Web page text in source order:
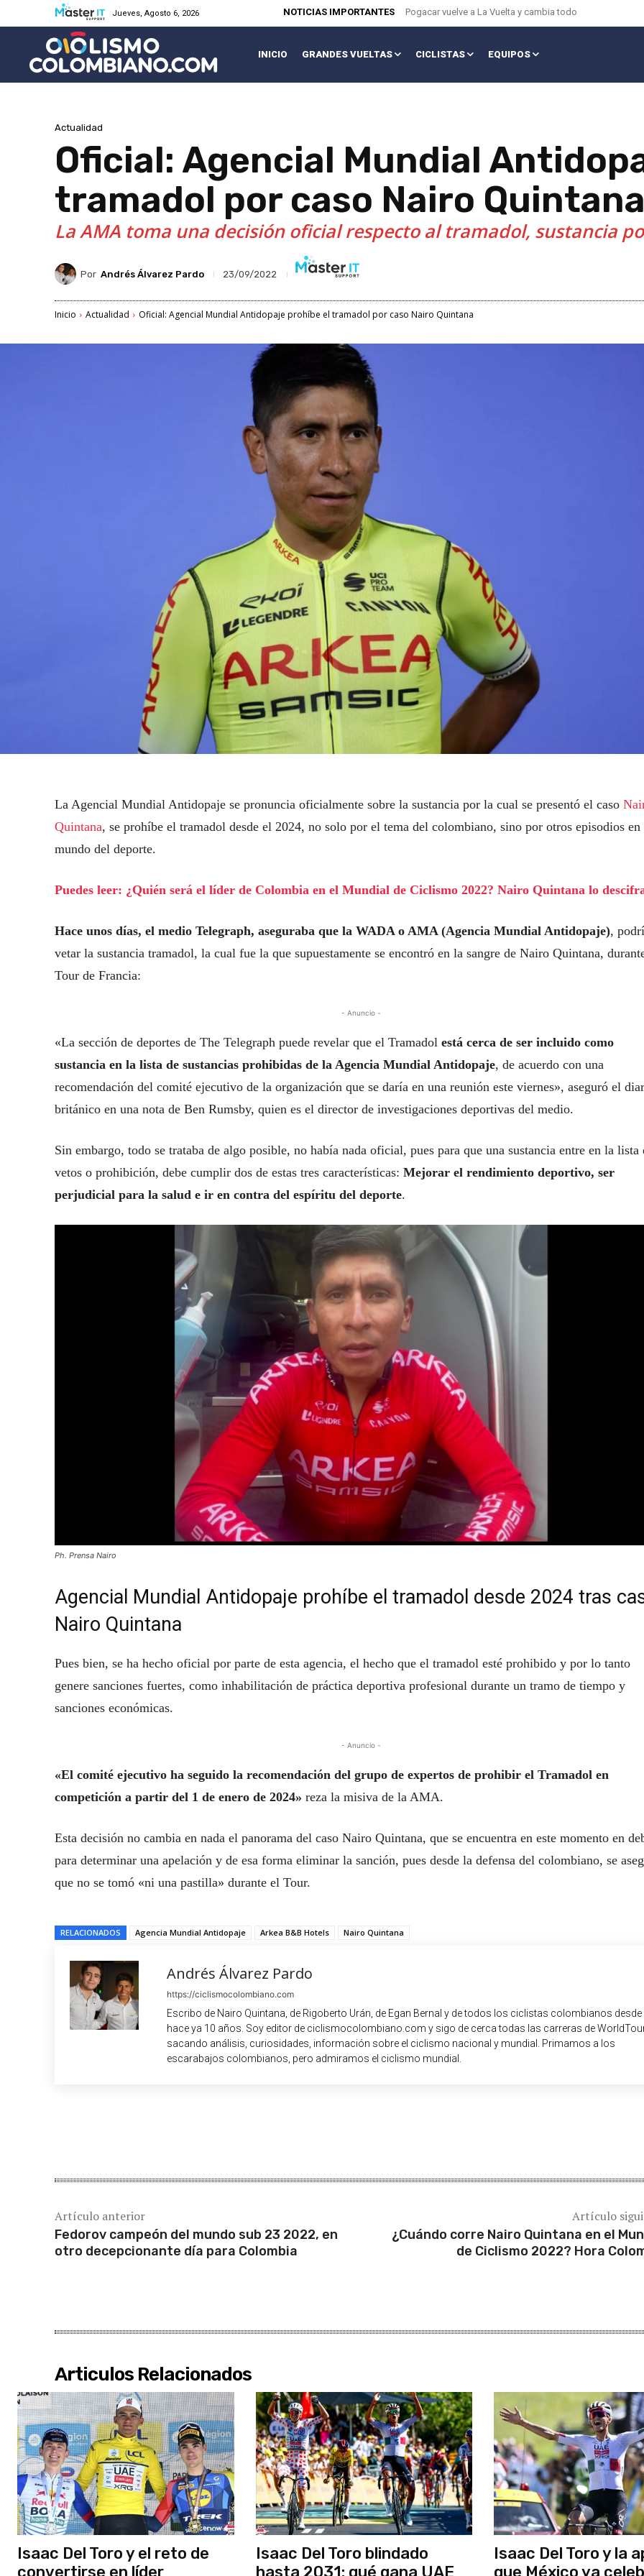
Jueves, Agosto 6, 2026 NOTICIAS IMPORTANTES Pogacar vuelve a La Vuelta y cambia todo
INICIO GRANDES VUELTAS CICLISTAS EQUIPOS
Actualidad
Oficial: Agencial Mundial
tramadol por caso Nairo
La AMA toma una decisión oficial respecto al tramadol, sustancia
Por Andrés Álvarez Pardo 23/09/2022
Inicio Actualidad Oficial: Agencial Mundial Antidopaje prohíbe el tramadol por caso Nairo Quintana
La Agencial Mundial Antidopaje se pronuncia oficialmente sobre la sustancia por la cual se presentó el caso
Quintana, se prohíbe el tramadol desde el 2024, no solo por el tema del colombiano, sino por otros episodios en
mundo del deporte.
Puedes leer: ¿Quién será el líder de Colombia en el Mundial de Ciclismo 2022? Nairo Quintana lo
Hace unos días, el medio Telegraph, aseguraba que la WADA o AMA (Agencia Mundial Antidopaje),
vetar la sustancia tramadol, la cual fue la que supuestamente se encontró en la sangre de Nairo Quintana,
Tour de Francia:
- Anuncio -
«La sección de deportes de The Telegraph puede revelar que el Tramadol está cerca de ser incluido como
sustancia en la lista de sustancias prohibidas de la Agencia Mundial Antidopaje, de acuerdo con una
recomendación del comité ejecutivo de la organización que se daría en una reunión este viernes», aseguró el
británico en una nota de Ben Rumsby, quien es el director de investigaciones deportivas del medio.
Sin embargo, todo se trataba de algo posible, no había nada oficial, pues para que una sustancia entre en la lista
vetos o prohibición, debe cumplir dos de estas tres características: Mejorar el rendimiento deportivo, ser
perjudicial para la salud e ir en contra del espíritu del deporte.
Ph. Prensa Nairo
Agencial Mundial Antidopaje prohíbe el tramadol desde 2024 tras
Nairo Quintana
Pues bien, se ha hecho oficial por parte de esta agencia, el hecho que el tramadol esté prohibido y por lo tanto
genere sanciones fuertes, como inhabilitación de práctica deportiva profesional durante un tramo de tiempo y
sanciones económicas.
- Anuncio -
«El comité ejecutivo ha seguido la recomendación del grupo de expertos de prohibir el Tramadol en
competición a partir del 1 de enero de 2024» reza la misiva de la AMA.
Esta decisión no cambia en nada el panorama del caso Nairo Quintana, que se encuentra en este momento en
para determinar una apelación y de esa forma eliminar la sanción, pues desde la defensa del colombiano, se
que no se tomó «ni una pastilla» durante el Tour.
RELACIONADOS Agencia Mundial Antidopaje Arkea B&B Hotels Nairo Quintana
Andrés Álvarez Pardo
https://ciclismocolombiano.com
Escribo de Nairo Quintana, de Rigoberto Urán, de Egan Bernal y de todos los ciclistas colombianos desde
hace ya 10 años. Soy editor de ciclismocolombiano.com y sigo de cerca todas las carreras de
sacando análisis, curiosidades, información sobre el ciclismo nacional y mundial. Primamos a los
escarabajos colombianos, pero admiramos el ciclismo mundial.
Artículo anterior
Fedorov campeón del mundo sub 23 2022, en
otro decepcionante día para Colombia
Artículo
¿Cuándo corre Nairo Quintana en el
de Ciclismo 2022? Hora
Articulos Relacionados
Isaac Del Toro y el reto de
Isaac Del Toro blindado
Isaac Del Toro y la